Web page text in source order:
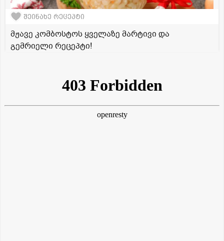
შეინახე რეცეპტი
მჟავე კომბოსტოს ყველაზე მარტივი და
გემრიელი რეცეპტი!